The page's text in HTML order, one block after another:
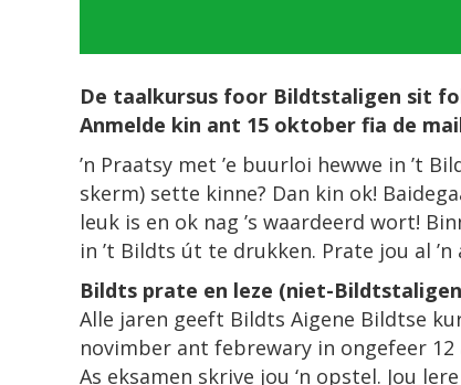
De taalkursus foor Bildtstaligen sit
Anmelde kin ant 15 oktober fia de
’n Praatsy met ’e buurloi hewwe in ’t
skerm) sette kinne? Dan kin ok!
leuk is en ok nag ’s waardeerd wort!
in ’t Bildts út te drukken. Prate jou al
Bildts prate en leze (niet-
Alle jaren geeft Bildts Aigene Bildtse
novimber ant febrewary in ongefeer
As eksamen skrive jou ‘n opstel. Jou